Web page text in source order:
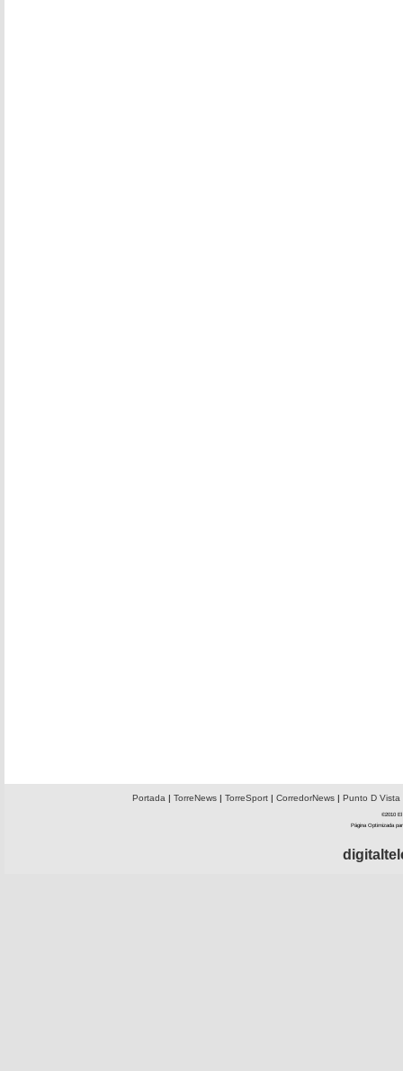
Portada | TorreNews| TorreSport| CorredorNews| Punto D Vista
©2010 El
Página Optimizada